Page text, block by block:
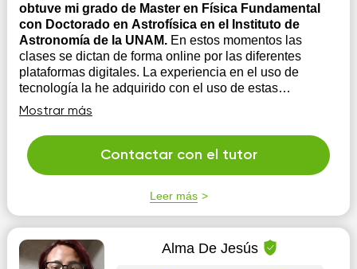
obtuve mi grado de Master en Física Fundamental
con Doctorado en Astrofísica en el Instituto de
Astronomía de la UNAM. En estos momentos las
clases se dictan de forma online por las diferentes
plataformas digitales. La experiencia en el uso de
tecnología la he adquirido con el uso de estas
herramientas a diario en las reuniones de trabajo de
investigación. Una nueva estrategia que estoy
aplicando es el desarrollo p...
Mostrar más
Contactar con el tutor
Leer más
Alma De Jesús